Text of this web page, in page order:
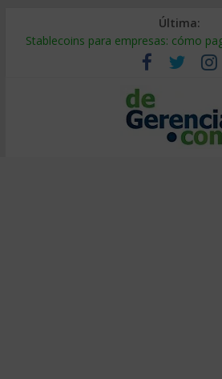
Última:
Stablecoins para empresas: cómo
Despido silencioso: qué es y por qué
IA en selección de personal: cómo
Trabajo forzoso en la cadena de
Mercado hispano de EE. UU.: cómo